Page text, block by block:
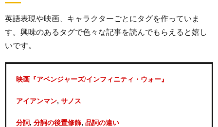
英語表現や映画、キャラクターごとにタグを作っていま
す。興味のあるタグで色々な記事を読んでもらえると嬉し
いです。
映画『アベンジャーズ/インフィニティ・ウォー』
アイアンマン, サノス
分詞 , 分詞の後置修飾, 品詞の違い